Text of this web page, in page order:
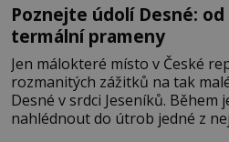
Poznejte údolí Desné:
termální prameny
Jen málokteré místo v České
rozmanitých zážitků na tak
Desné v srdci Jeseníků. Během
nahlédnout do útrob jedné z